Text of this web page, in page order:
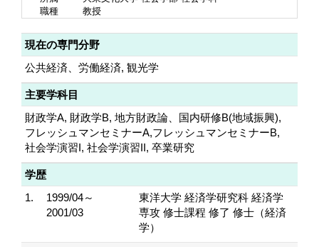
職種
教授
現在の専門分野
公共経済、労働経済, 観光学
主要学科目
財政学A, 財政学B, 地方財政論、国内研修B(地域振興),
フレッシュマンセミナーA,フレッシュマンセミナーB,
社会学演習I, 社会学演習II, 卒業研究
学歴
1.
1999/04～
2001/03
東洋大学 経済学研究科 経済学
専攻 修士課程 修了 修士（経済
学）